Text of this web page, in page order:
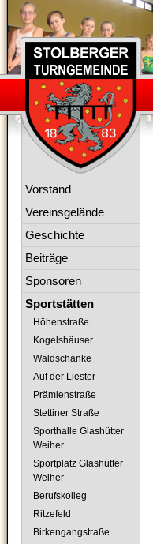
Navigation
Vorstand
Vereinsgelände
Geschichte
Beiträge
Sponsoren
Sportstätten
Höhenstraße
Kogelshäuser
Waldschänke
Auf der Liester
Prämienstraße
Stettiner Straße
Sporthalle Glashütter
Weiher
Sportplatz Glashütter
Weiher
Berufskolleg
Ritzefeld
Birkengangstraße